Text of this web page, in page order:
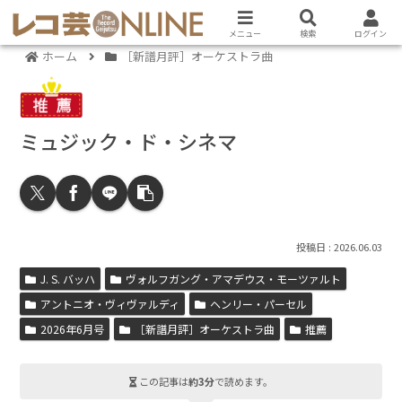
ホーム ［新譜月評］オーケストラ曲
ミュジック・ド・シネマ
2026.06.03
J. S. バッハ
ヴォルフガング・アマデウス・モーツァルト
アントニオ・ヴィヴァルディ
ヘンリー・パーセル
2026年6月号
［新譜月評］オーケストラ曲 推薦
この記事は約3分で読めます。
メニュー 検索 ログイン